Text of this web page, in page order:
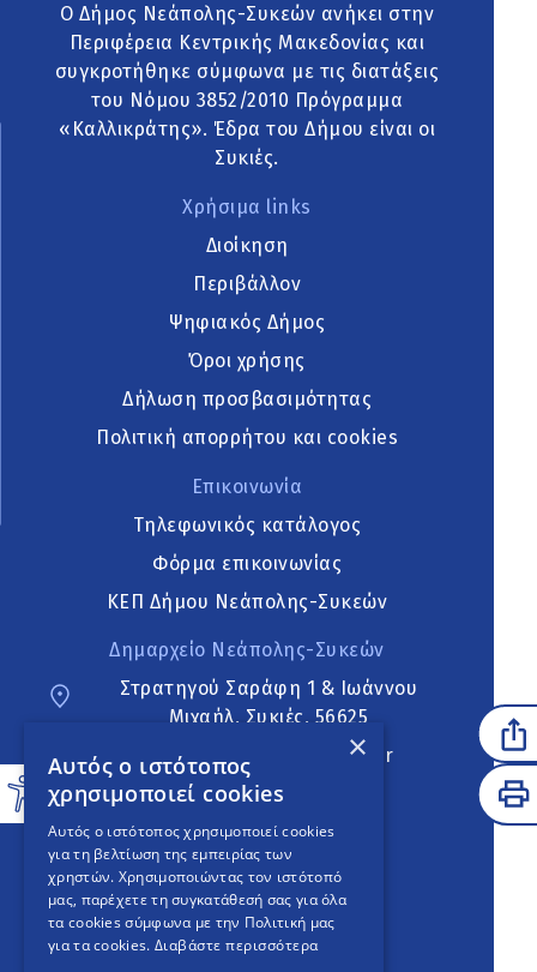
Ο Δήμος Νεάπολης-Συκεών ανήκει στην
Περιφέρεια Κεντρικής Μακεδονίας και
συγκροτήθηκε σύμφωνα με τις διατάξεις
του Νόμου 3852/2010 Πρόγραμμα
«Καλλικράτης». Έδρα του Δήμου είναι οι
Συκιές.
Χρήσιμα links
Διοίκηση
Περιβάλλον
Ψηφιακός Δήμος
Όροι χρήσης
Δήλωση προσβασιμότητας
Πολιτική απορρήτου και cookies
Επικοινωνία
Τηλεφωνικός κατάλογος
Φόρμα επικοινωνίας
ΚΕΠ Δήμου Νεάπολης-Συκεών
Δημαρχείο Νεάπολης-Συκεών
Στρατηγού Σαράφη 1 & Ιωάννου
Μιχαήλ, Συκιές, 56625
neapoli.sykies@ddt.gov.gr
Ακολουθήστε
English Version
An project
×
Αυτός ο ιστότοπος
χρησιμοποιεί cookies
Αυτός ο ιστότοπος χρησιμοποιεί cookies
για τη βελτίωση της εμπειρίας των
χρηστών. Χρησιμοποιώντας τον ιστότοπό
μας, παρέχετε τη συγκατάθεσή σας για όλα
τα cookies σύμφωνα με την Πολιτική μας
για τα cookies. Διαβάστε περισσότερα